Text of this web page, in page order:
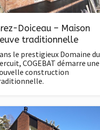
Doiceau – Maison
traditionnelle
le prestigieux Domaine du
COGEBAT démarre une
construction